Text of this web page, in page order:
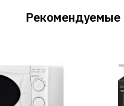
Рекомендуемые